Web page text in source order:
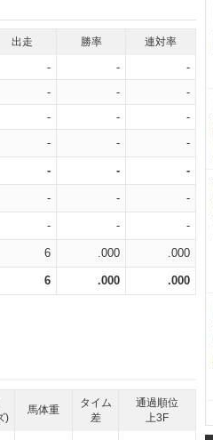
出走 勝率 連対率
- -
-
- -
-
- -
-
- - -
- - -
- - -
- - -
6 .000 .000
6 .000 .000
)
馬体重
タイム
差
通過順位
上3F